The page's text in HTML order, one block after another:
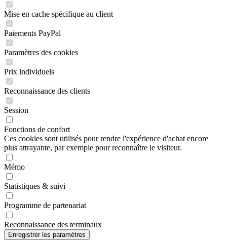
Mise en cache spécifique au client
Paiements PayPal
Paramètres des cookies
Prix individuels
Reconnaissance des clients
Session
Fonctions de confort
Ces cookies sont utilisés pour rendre l'expérience d'achat encore
plus attrayante, par exemple pour reconnaître le visiteur.
Mémo
Statistiques & suivi
Programme de partenariat
Reconnaissance des terminaux